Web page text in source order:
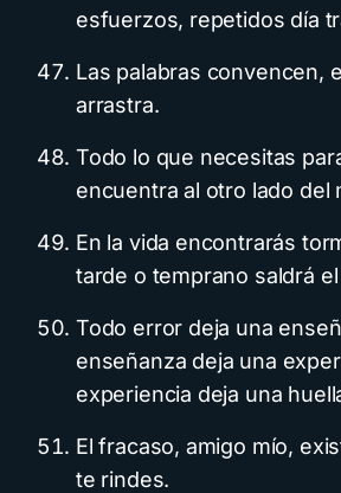
esfuerzos, repetidos día
Las palabras convencen,
arrastra.
Todo lo que necesitas
encuentra al otro lado del
En la vida encontrarás
tarde o temprano saldrá
Todo error deja una
enseñanza deja una
experiencia deja una
El fracaso, amigo mío,
te rindes.